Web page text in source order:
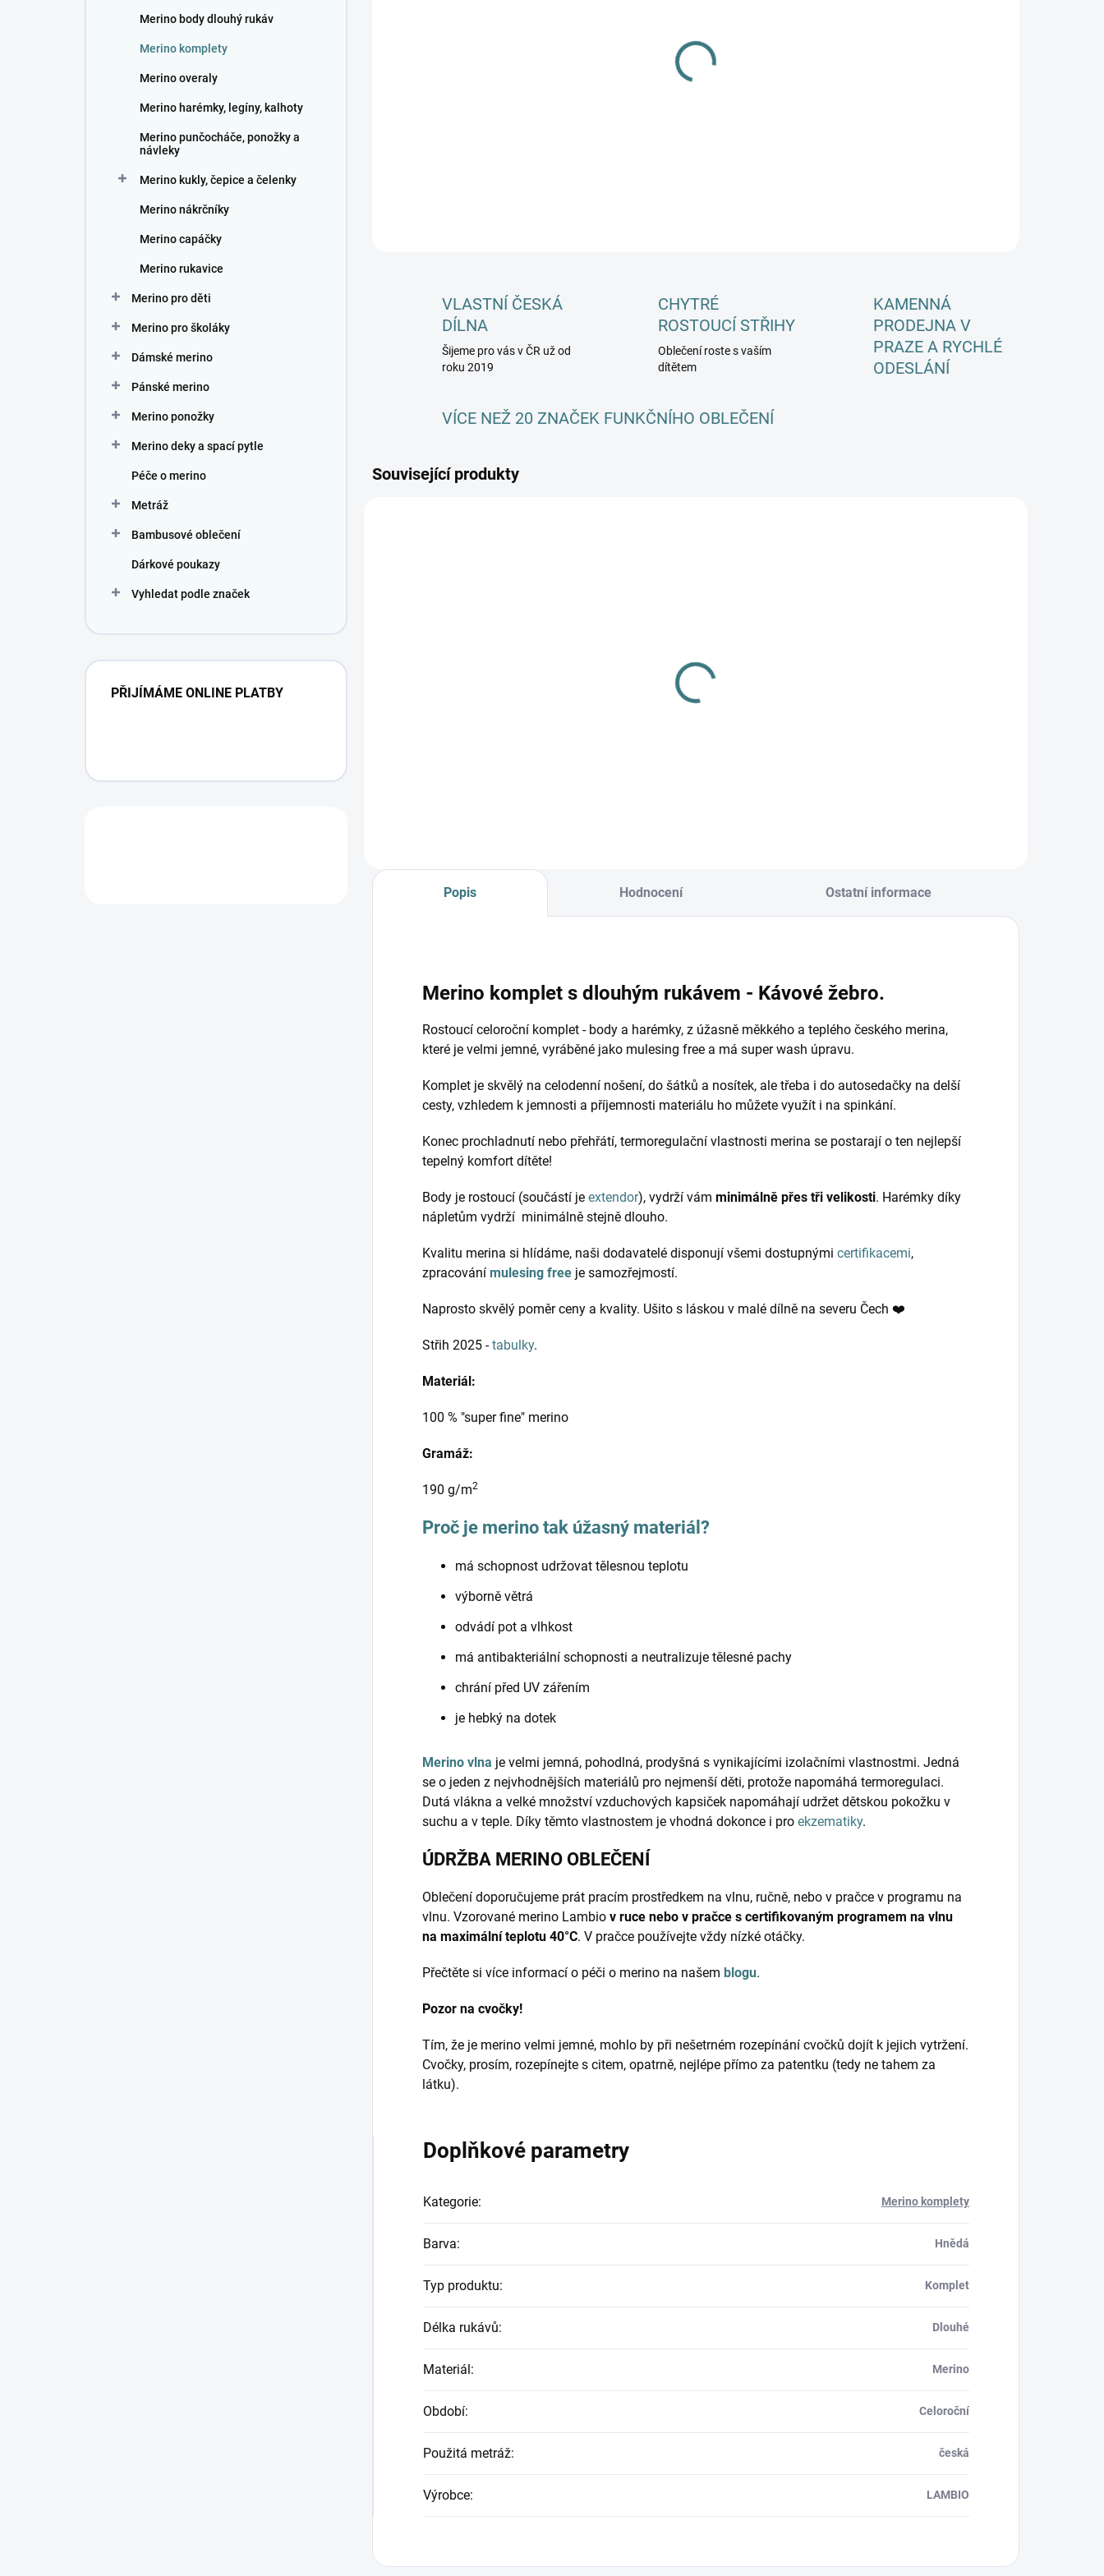
Merino body dlouhý rukáv
Merino komplety
Merino overaly
Merino harémky, legíny, kalhoty
Merino punčocháče, ponožky a
návleky
Merino kukly, čepice a čelenky
Merino nákrčníky
Merino capáčky
Merino rukavice
Merino pro děti
Merino pro školáky
Dámské merino
Pánské merino
Merino ponožky
Merino deky a spací pytle
Péče o merino
Metráž
Bambusové oblečení
Dárkové poukazy
Vyhledat podle značek
PŘIJÍMÁME ONLINE PLATBY
VLASTNÍ ČESKÁ
DÍLNA
Šijeme pro vás v ČR už od
roku 2019
CHYTRÉ
ROSTOUCÍ STŘIHY
Oblečení roste s vaším
dítětem
KAMENNÁ
PRODEJNA V
PRAZE A RYCHLÉ
ODESLÁNÍ
VÍCE NEŽ 20 ZNAČEK FUNKČNÍHO OBLEČENÍ
Související produkty
Popis Hodnocení Ostatní informace
Merino komplet s dlouhým rukávem - Kávové žebro.
Rostoucí celoroční komplet - body a harémky, z úžasně měkkého a teplého českého merina,
které je velmi jemné, vyráběné jako mulesing free a má super wash úpravu.
Komplet je skvělý na celodenní nošení, do šátků a nosítek, ale třeba i do autosedačky na delší
cesty, vzhledem k jemnosti a příjemnosti materiálu ho můžete využít i na spinkání.
Konec prochladnutí nebo přehřátí, termoregulační vlastnosti merina se postarají o ten nejlepší
tepelný komfort dítěte!
Body je rostoucí (součástí je extendor), vydrží vám minimálně přes tři velikosti. Harémky díky
nápletům vydrží minimálně stejně dlouho.
Kvalitu merina si hlídáme, naši dodavatelé disponují všemi dostupnými certifikacemi,
zpracování mulesing free je samozřejmostí.
Naprosto skvělý poměr ceny a kvality. Ušito s láskou v malé dílně na severu Čech ❤️
Střih 2025 -tabulky.
Materiál:
100 % "super fine" merino
Gramáž:
190 g/m2
Proč je merino tak úžasný materiál?
má schopnost udržovat tělesnou teplotu
výborně větrá
odvádí pot a vlhkost
má antibakteriální schopnosti a neutralizuje tělesné pachy
chrání před UV zářením
je hebký na dotek
Merino vlna je velmi jemná, pohodlná, prodyšná s vynikajícími izolačními vlastnostmi. Jedná
se o jeden z nejvhodnějších materiálů pro nejmenší děti, protože napomáhá termoregulaci.
Dutá vlákna a velké množství vzduchových kapsiček napomáhají udržet dětskou pokožku v
suchu a v teple. Díky těmto vlastnostem je vhodná dokonce i pro ekzematiky.
ÚDRŽBA MERINO OBLEČENÍ
Oblečení doporučujeme prát pracím prostředkem na vlnu, ručně, nebo v pračce v programu na
vlnu. Vzorované merino Lambio v ruce nebo v pračce s certifikovaným programem na vlnu
na maximální teplotu 40°C. V pračce používejte vždy nízké otáčky.
Přečtěte si více informací o péči o merino na našem blogu.
Pozor na cvočky!
Tím, že je merino velmi jemné, mohlo by při nešetrném rozepínání cvočků dojít k jejich vytržení.
Cvočky, prosím, rozepínejte s citem, opatrně, nejlépe přímo za patentku (tedy ne tahem za
látku).
Doplňkové parametry
Kategorie: Merino komplety
Barva: Hnědá
Typ produktu: Komplet
Délka rukávů: Dlouhé
Materiál: Merino
Období: Celoroční
Použitá metráž: česká
Výrobce: LAMBIO